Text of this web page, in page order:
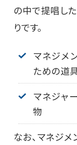
の中で提唱し
りです。
マネジメ
ための道
マネジャ
物
なお、マネジ